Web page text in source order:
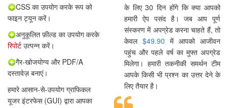
CSS का उपयोग करके रूप को
फाइन ट्यून करें।
अनुकूलित फ़ील्ड का उपयोग करके
रिपोर्ट उत्पन्न करें।
गैर-खोजयोग्य और PDF/A
दस्तावेज़ बनाएं।
हमारे आसान-से-उपयोग ग्राफिकल
यूजर इंटरफेस (GUI) द्वारा आपका
के लिए 30 दिन होंगे कि क्या आपको
हमारी ऐप पसंद है। जब आप पूर्ण
संस्करण में अपग्रेड करना चाहते हैं, तो
केवल $49.90 में आपको आजीवन
पहुंच और पहले वर्ष का मुफ्त अपग्रेड
मिलेगा। हमारी तकनीकी समर्थन टीम
आपके किसी भी प्रश्न का उत्तर देने के
लिए तैयार है।